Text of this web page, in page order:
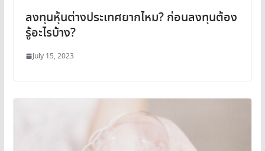
ลงทุนหุ้นต่างประเทศยากไหม? ก่อนลงทุนต้อง
รู้อะไรบ้าง?
July 15, 2023